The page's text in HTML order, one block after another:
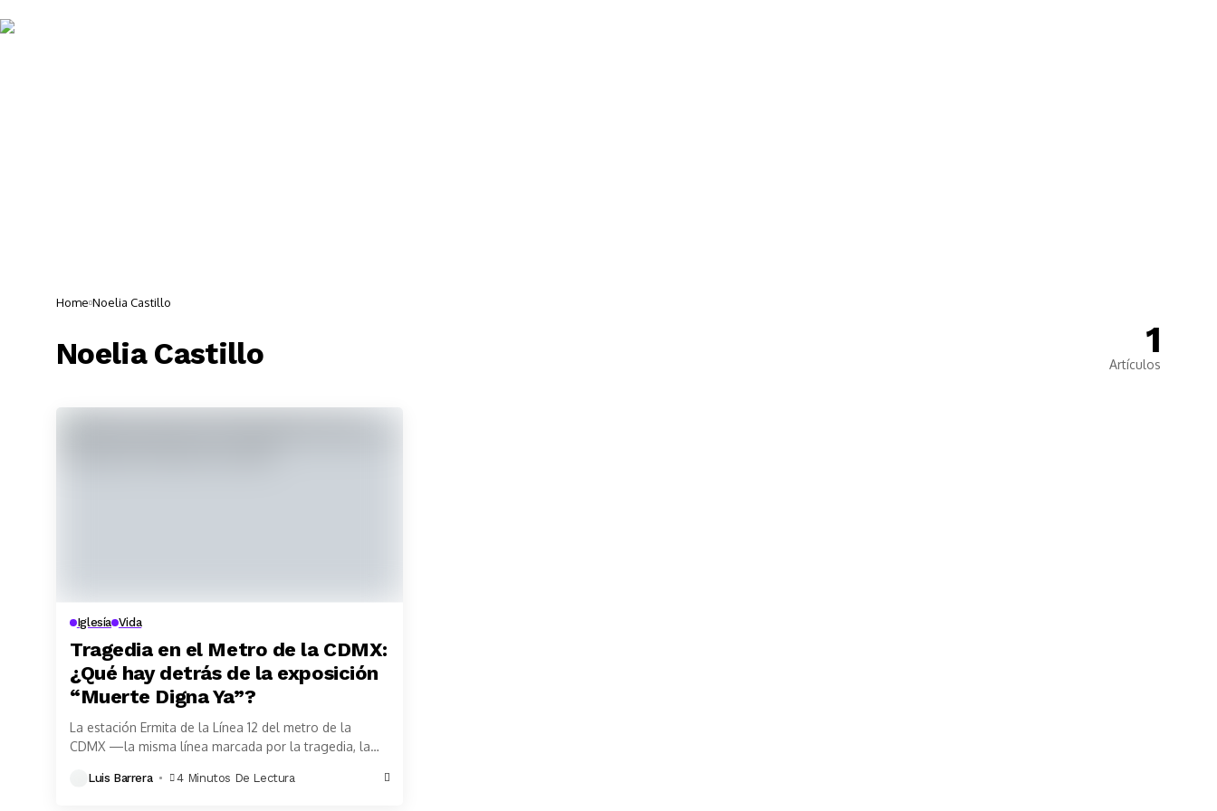
Home Noelia Castillo
Noelia Castillo 1
Artículos
Iglesía Vida
Tragedia en el Metro de la CDMX:
¿Qué hay detrás de la exposición
“Muerte Digna Ya”?
La estación Ermita de la Línea 12 del metro de la
CDMX —la misma línea marcada por la tragedia, la
Luis Barrera 4 Minutos De Lectura